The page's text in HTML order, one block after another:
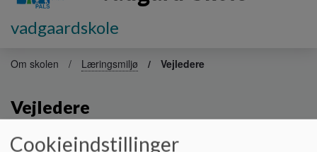
h
vadgaardskole
Om skolen Læringsmiljø Vejledere
Vejledere
Vadgård Skole har en række vejleder.
Cookieindstillinger